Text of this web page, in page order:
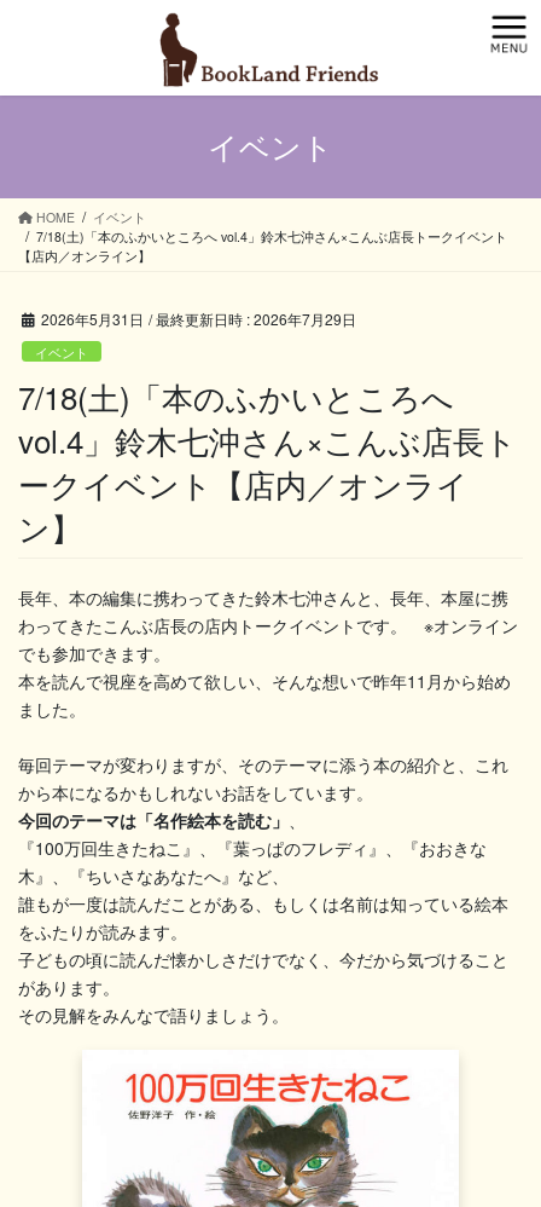
イベント
HOME
イベント
7/18(土)「本のふかいところへ vol.4」鈴木七沖さん×こんぶ店長トークイベント
【店内／オンライン】
2026年5月31日 / 最終更新日時 :2026年7月29日
イベント
7/18(土)「本のふかいところへ
vol.4」鈴木七沖さん×こんぶ店長ト
ークイベント【店内／オンライ
ン】
長年、本の編集に携わってきた鈴木七沖さんと、長年、本屋に携
わってきたこんぶ店長の店内トークイベントです。 ※オンライン
でも参加できます。
本を読んで視座を高めて欲しい、そんな想いで昨年11月から始め
ました。
毎回テーマが変わりますが、そのテーマに添う本の紹介と、これ
から本になるかもしれないお話をしています。
今回のテーマは「名作絵本を読む」 、
『100万回生きたねこ』、『葉っぱのフレディ』、『おおきな
木』、『ちいさなあなたへ』など、
誰もが一度は読んだことがある、もしくは名前は知っている絵本
をふたりが読みます。
子どもの頃に読んだ懐かしさだけでなく、今だから気づけること
があります。
その見解をみんなで語りましょう。